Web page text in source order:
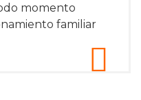
momento
familiar